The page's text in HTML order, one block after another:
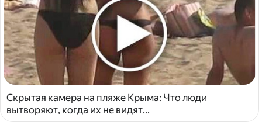
Скрытая камера на пляже Крыма: Что люди
вытворяют, когда их не видят...